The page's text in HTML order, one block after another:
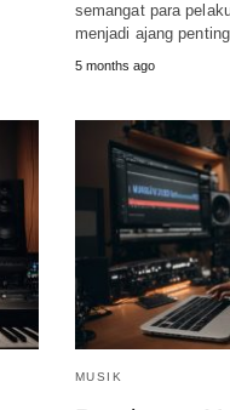
semangat para
menjadi ajang
5 months ago
MUSIK